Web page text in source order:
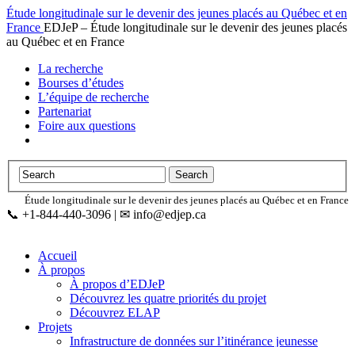
Étude longitudinale sur le devenir des jeunes placés au Québec et en
France EDJeP – Étude longitudinale sur le devenir des jeunes placés
au Québec et en France
La recherche
Bourses d’études
L’équipe de recherche
Partenariat
Foire aux questions
Étude longitudinale sur le devenir des jeunes placés au Québec et en France
📞 +1-844-440-3096 | ✉ info@edjep.ca
Accueil
À propos
À propos d’EDJeP
Découvrez les quatre priorités du projet
Découvrez ELAP
Projets
Infrastructure de données sur l’itinérance jeunesse